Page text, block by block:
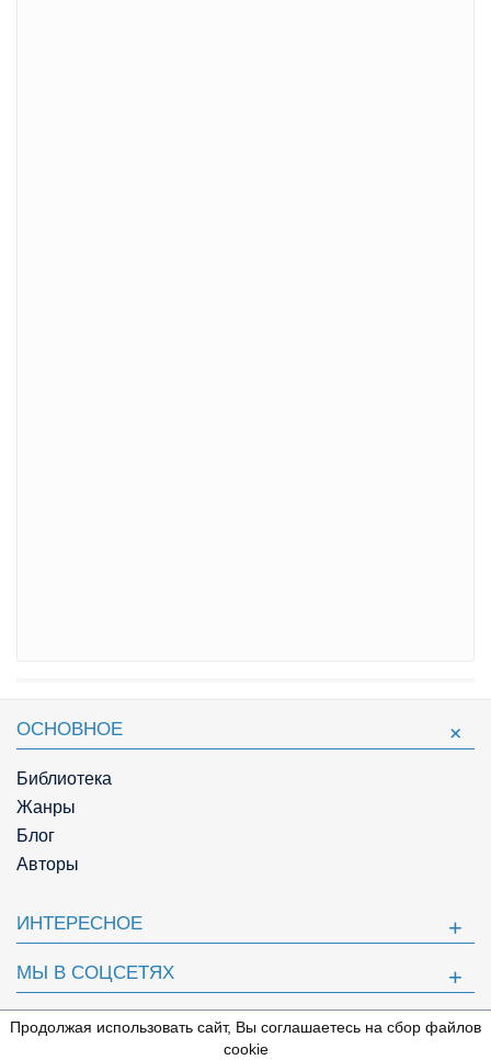
⇩
ОСНОВНОЕ
Библиотека
Жанры
Блог
Авторы
ИНТЕРЕСНОЕ
МЫ В СОЦСЕТЯХ
ПОЛЕЗНОЕ
Продолжая использовать сайт, Вы соглашаетесь на сбор файлов
cookie